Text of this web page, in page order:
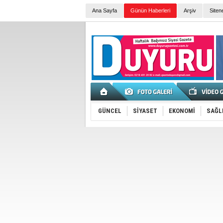
Ana Sayfa Günün Haberleri Arşiv
GÜNCEL SİYASET EKONOMİ